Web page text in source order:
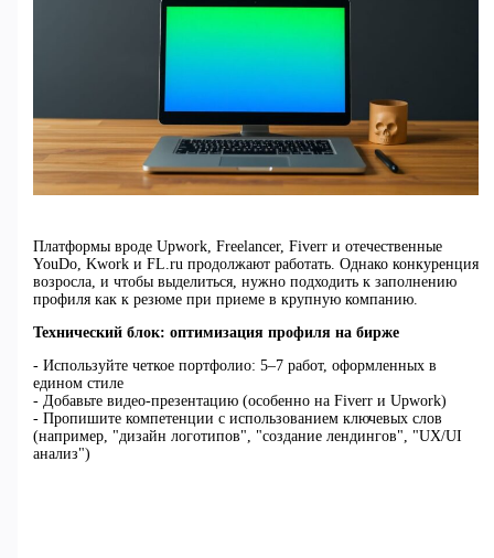
Платформы вроде Upwork, Freelancer, Fiverr и отечественные
YouDo, Kwork и FL.ru продолжают работать. Однако конкуренция
возросла, и чтобы выделиться, нужно подходить к заполнению
профиля как к резюме при приеме в крупную компанию.
Технический блок: оптимизация профиля на бирже
- Используйте четкое портфолио: 5–7 работ, оформленных в
едином стиле
- Добавьте видео-презентацию (особенно на Fiverr и Upwork)
- Пропишите компетенции с использованием ключевых слов
(например, "дизайн логотипов", "создание лендингов", "UX/UI
анализ")